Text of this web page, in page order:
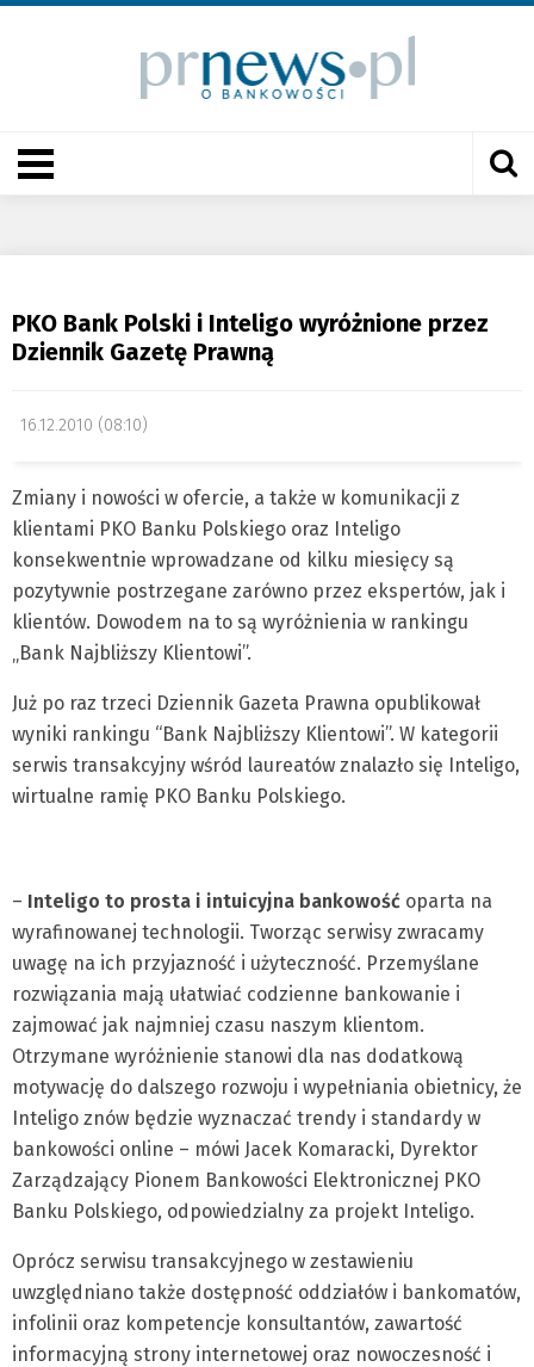
PKO Bank Polski i Inteligo wyróżnione przez
Dziennik Gazetę Prawną
16.12.2010 (08:10)
Zmiany i nowości w ofercie, a także w komunikacji z
klientami PKO Banku Polskiego oraz Inteligo
konsekwentnie wprowadzane od kilku miesięcy są
pozytywnie postrzegane zarówno przez ekspertów, jak i
klientów. Dowodem na to są wyróżnienia w rankingu
„Bank Najbliższy Klientowi”.
Już po raz trzeci Dziennik Gazeta Prawna opublikował
wyniki rankingu “Bank Najbliższy Klientowi”. W kategorii
serwis transakcyjny wśród laureatów znalazło się Inteligo,
wirtualne ramię PKO Banku Polskiego.
– Inteligo to prosta i intuicyjna bankowość oparta na
wyrafinowanej technologii. Tworząc serwisy zwracamy
uwagę na ich przyjazność i użyteczność. Przemyślane
rozwiązania mają ułatwiać codzienne bankowanie i
zajmować jak najmniej czasu naszym klientom.
Otrzymane wyróżnienie stanowi dla nas dodatkową
motywację do dalszego rozwoju i wypełniania obietnicy, że
Inteligo znów będzie wyznaczać trendy i standardy w
bankowości online – mówi Jacek Komaracki, Dyrektor
Zarządzający Pionem Bankowości Elektronicznej PKO
Banku Polskiego, odpowiedzialny za projekt Inteligo.
Oprócz serwisu transakcyjnego w zestawieniu
uwzględniano także dostępność oddziałów i bankomatów,
infolinii oraz kompetencje konsultantów, zawartość
informacyjną strony internetowej oraz nowoczesność i